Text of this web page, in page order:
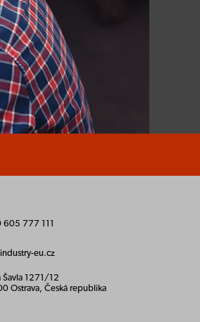
777 111
eu.cz
Šavla 1271/12
Ostrava, Česká republika